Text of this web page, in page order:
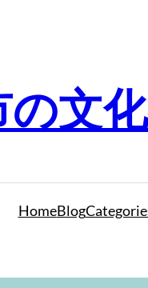
の文
HomeBlog